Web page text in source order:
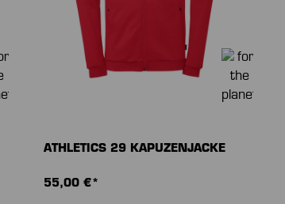
ATHLETICS 29 KAPUZENJACKE
55,00 €*